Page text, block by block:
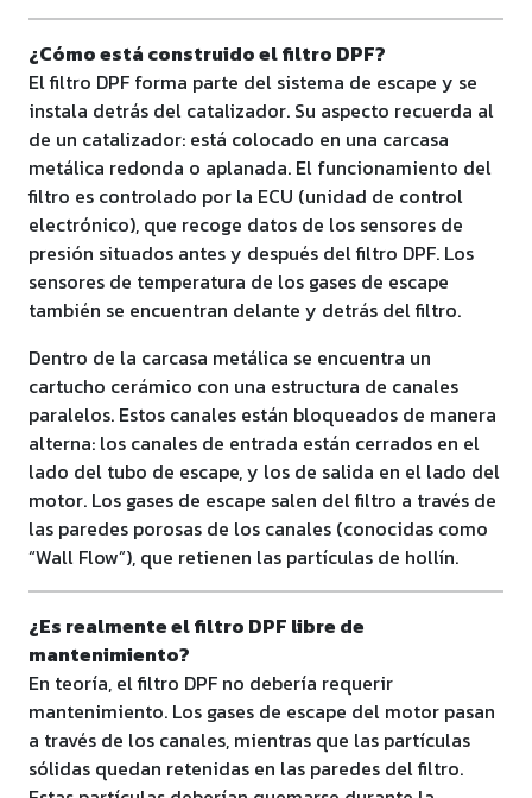
¿Cómo está construido el filtro DPF?
El filtro DPF forma parte del sistema de escape y se
instala detrás del catalizador. Su aspecto recuerda al
de un catalizador: está colocado en una carcasa
metálica redonda o aplanada. El funcionamiento del
filtro es controlado por la ECU (unidad de control
electrónico), que recoge datos de los sensores de
presión situados antes y después del filtro DPF. Los
sensores de temperatura de los gases de escape
también se encuentran delante y detrás del filtro.
Dentro de la carcasa metálica se encuentra un
cartucho cerámico con una estructura de canales
paralelos. Estos canales están bloqueados de manera
alterna: los canales de entrada están cerrados en el
lado del tubo de escape, y los de salida en el lado del
motor. Los gases de escape salen del filtro a través de
las paredes porosas de los canales (conocidas como
“Wall Flow”), que retienen las partículas de hollín.
¿Es realmente el filtro DPF libre de
mantenimiento?
En teoría, el filtro DPF no debería requerir
mantenimiento. Los gases de escape del motor pasan
a través de los canales, mientras que las partículas
sólidas quedan retenidas en las paredes del filtro.